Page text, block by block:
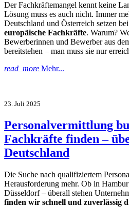
Der Fachkräftemangel kennt keine
Lösung muss es auch nicht. Immer
Deutschland und Österreich setzen
europäische Fachkräfte. Warum?
Bewerberinnen und Bewerber aus
bereitstehen – man muss sie nur
read_more Mehr...
23. Juli 2025
Personalvermittlung
Fachkräfte finden –
Deutschland
Die Suche nach qualifiziertem
Herausforderung mehr. Ob in
Düsseldorf – überall stehen
finden wir schnell und zuverlässig